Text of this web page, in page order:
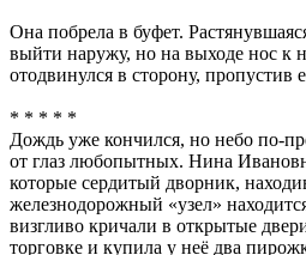
Она побрела в буфет.
выйти наружу, но на выходе нос к
отодвинулся в сторону, пропустив
* * * * *
Дождь уже кончился, но небо по-
от глаз любопытных. Нина
которые сердитый дворник,
железнодорожный «узел»
визгливо кричали в открытые
торговке и купила у неё два